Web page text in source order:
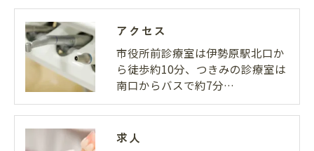
アクセス
市役所前診療室は伊勢原駅北口か
ら徒歩約10分、つきみの診療室は
南口からバスで約7分…
求人